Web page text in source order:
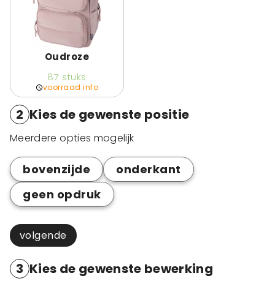
Oudroze
87 stuks
voorraad info
2 Kies de gewenste positie
Meerdere opties mogelijk
bovenzijde
onderkant
geen opdruk
volgende
3 Kies de gewenste bewerking